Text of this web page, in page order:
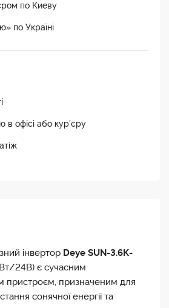
по Киеву
по Україні
в офісі або кур'єру
інвертор Deye SUN-3.6K-
24В) є сучасним
пристроєм, призначеним для
сонячної енергії та